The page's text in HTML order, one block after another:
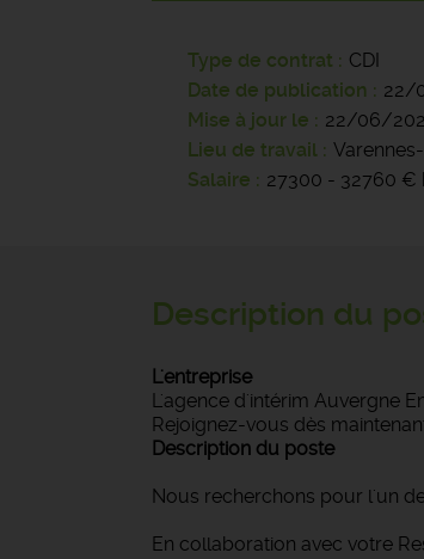
Type de contrat
CDI
Date de publication
22/
Mise à jour le
22/06/
Lieu de travail
Salaire
27300 - 32760
Description du
L'entreprise
L'agence d'intérim Auvergne
Rejoignez-vous dès
Description du poste
Nous recherchons pour l'un
En collaboration avec votre